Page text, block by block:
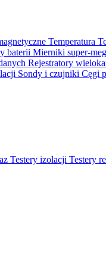
Temperatura
baterii Mierniki super-
Rejestratory
Sondy i czujniki Cęgi
Testery izolacji Testery